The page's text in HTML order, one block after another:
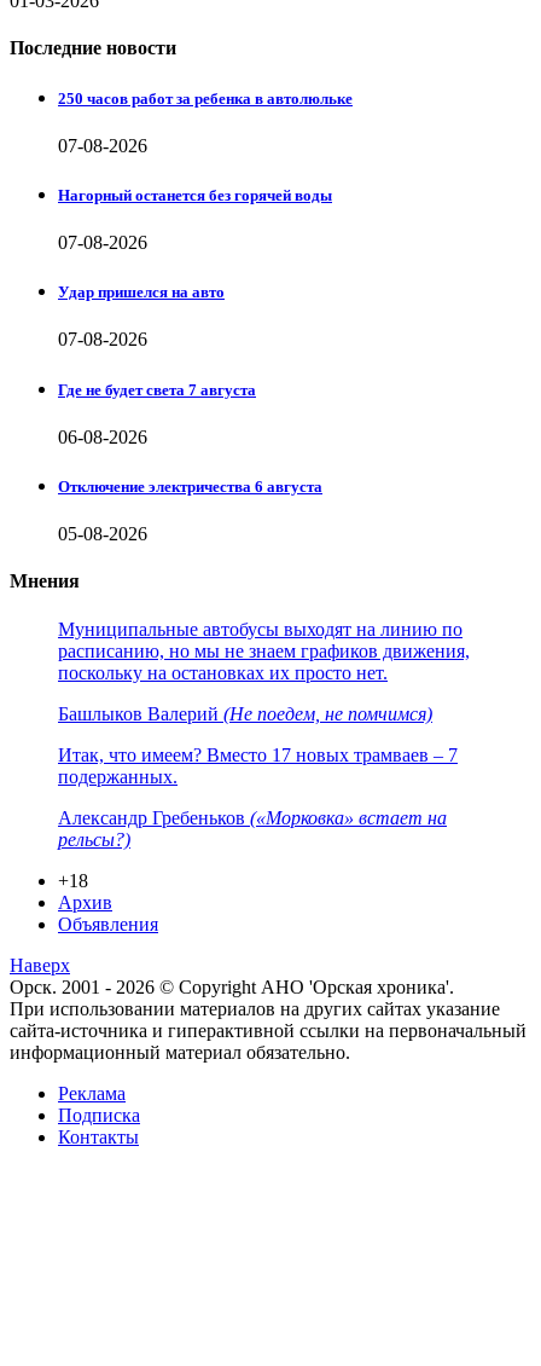
Последние новости
250 часов работ за ребенка в автолюльке
07-08-2026
Нагорный останется без горячей воды
07-08-2026
Удар пришелся на авто
07-08-2026
Где не будет света 7 августа
06-08-2026
Отключение электричества 6 августа
05-08-2026
Мнения
Муниципальные автобусы выходят на линию по
расписанию, но мы не знаем графиков движения,
поскольку на остановках их просто нет.
Башлыков Валерий (Не поедем, не помчимся)
Итак, что имеем? Вместо 17 новых трамваев – 7
подержанных.
Александр Гребеньков («Морковка» встает на
рельсы?)
+18
Архив
Объявления
Наверх
Орск. 2001 - 2026 © Copyright АНО 'Орская хроника'.
При использовании материалов на других сайтах указание
сайта-источника и гиперактивной ссылки на первоначальный
информационный материал обязательно.
Реклама
Подписка
Контакты